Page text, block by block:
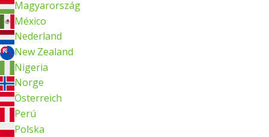
Magyarország
México
Nederland
New Zealand
Nigeria
Norge
Österreich
Perú
Polska